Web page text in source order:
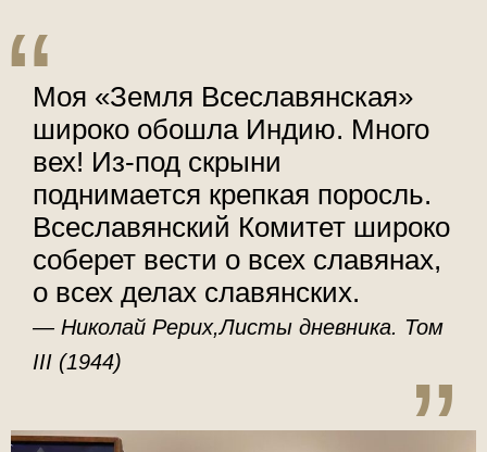
Моя «Земля Всеславянская»
широко обошла Индию. Много
вех! Из-под скрыни
поднимается крепкая поросль.
Всеславянский Комитет широко
соберет вести о всех славянах,
о всех делах славянских.
Николай Рерих,Листы дневника. Том
III (1944)